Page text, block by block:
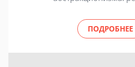
ПОДРОБНЕЕ